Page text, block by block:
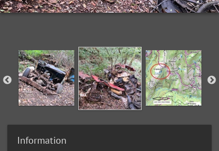
Information